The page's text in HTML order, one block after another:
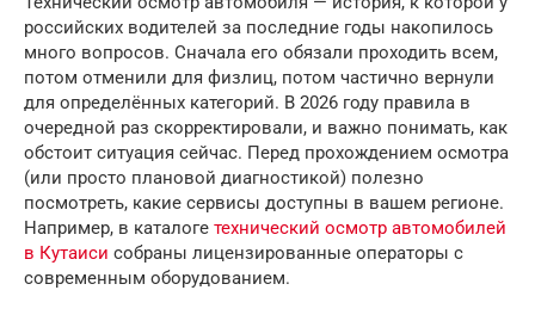
российских водителей за последние годы накопилось
много вопросов. Сначала его обязали проходить всем,
потом отменили для физлиц, потом частично вернули
для определённых категорий. В 2026 году правила в
очередной раз скорректировали, и важно понимать, как
обстоит ситуация сейчас. Перед прохождением осмотра
(или просто плановой диагностикой) полезно
посмотреть, какие сервисы доступны в вашем регионе.
Например, в каталоге технический осмотр автомобилей
в Кутаиси собраны лицензированные операторы с
современным оборудованием.